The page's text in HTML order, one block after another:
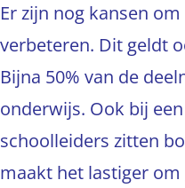
Er zijn nog kansen
verbeteren. Dit geldt
Bijna 50% van de
onderwijs. Ook bij
schoolleiders zitten
maakt het lastiger